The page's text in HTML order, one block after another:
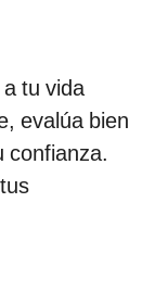
tu vida
evalúa bien
confianza.